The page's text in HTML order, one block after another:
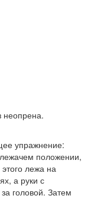
неопрена.
упражнение:
положении,
лежа на
а руки с
головой. Затем